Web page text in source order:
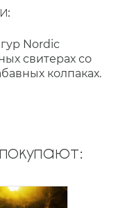
Nordic
свитерах со
колпаках.